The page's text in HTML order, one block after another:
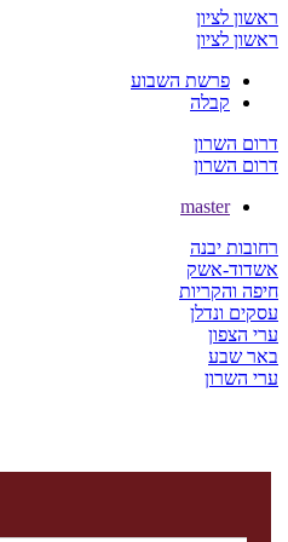
ראשון לציון
ראשון לציון
פרשת השבוע
קבלה
דרום השרון
דרום השרון
master
רחובות יבנה
אשדוד-אשק
חיפה והקריות
עסקים ונדלן
ערי הצפון
באר שבע
ערי השרון